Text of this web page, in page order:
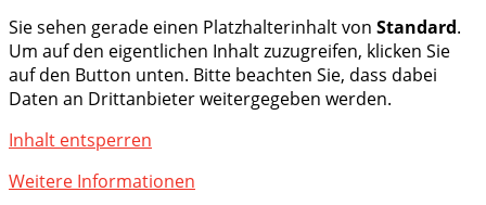
Sie sehen gerade einen Platzhalterinhalt von Standard.
Um auf den eigentlichen Inhalt zuzugreifen, klicken Sie
auf den Button unten. Bitte beachten Sie, dass dabei
Daten an Drittanbieter weitergegeben werden.
Inhalt entsperren
Weitere Informationen